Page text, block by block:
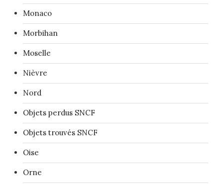
Monaco
Morbihan
Moselle
Nièvre
Nord
Objets perdus SNCF
Objets trouvés SNCF
Oise
Orne